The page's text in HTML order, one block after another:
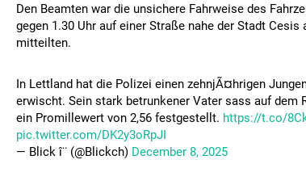
Den Beamten war die unsichere Fahrweise des
gegen 1.30 Uhr auf einer Straße nahe der Stadt Cesis
mitteilten.
In Lettland hat die Polizei einen zehnjÃ¤hrigen
erwischt. Sein stark betrunkener Vater sass auf dem
ein Promillewert von 2,56 festgestellt. https://t.co/
pic.twitter.com/DK2y3oRpJI
— Blick î¨ (@Blickch) December 8, 2025